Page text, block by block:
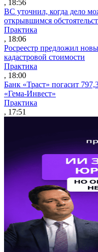
, 18:56
ВС уточнил, когда дело
открывшимся
Практика
, 18:06
Росреестр предложил
кадастровой стоимости
Практика
, 18:00
Банк «Траст» погасит
«Гема-Инвест»
Практика
, 17:51